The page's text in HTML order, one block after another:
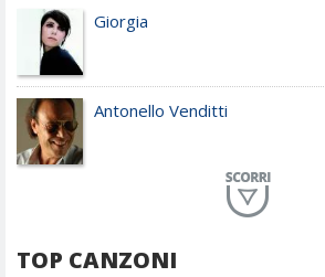
Giorgia
Antonello Venditti
TOP CANZONI